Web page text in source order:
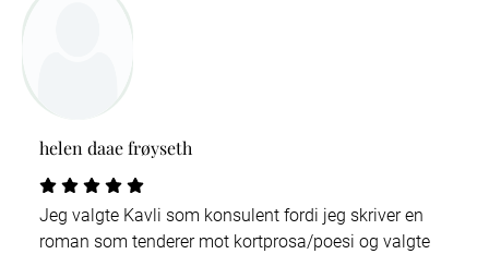
helen daae frøyseth
Jeg valgte Kavli som konsulent fordi jeg skriver en
roman som tenderer mot kortprosa/poesi og valgte